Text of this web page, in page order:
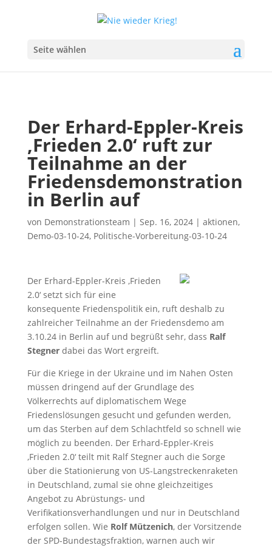
Seite wählen
Der Erhard-Eppler-Kreis
‚Frieden 2.0‘ ruft zur
Teilnahme an der
Friedensdemonstration
in Berlin auf
von Demonstrationsteam | Sep. 16, 2024| aktionen,
Demo-03-10-24, Politische-Vorbereitung-03-10-24
Der Erhard-Eppler-Kreis ‚Frieden
2.0‘ setzt sich für eine
konsequente Friedenspolitik ein, ruft deshalb zu
zahlreicher Teilnahme an der Friedensdemo am
3.10.24 in Berlin auf und begrüßt sehr, dass Ralf
Stegnerdabei das Wort ergreift.
Für die Kriege in der Ukraine und im Nahen Osten
müssen dringend auf der Grundlage des
Völkerrechts auf diplomatischem Wege
Friedenslösungen gesucht und gefunden werden,
um das Sterben auf dem Schlachtfeld so schnell wie
möglich zu beenden. Der Erhard-Eppler-Kreis
‚Frieden 2.0‘ teilt mit Ralf Stegner auch die Sorge
über die Stationierung von US-Langstreckenraketen
in Deutschland, zumal sie ohne gleichzeitiges
Angebot zu Abrüstungs- und
Verifikationsverhandlungen und nur in Deutschland
erfolgen sollen. Wie Rolf Mützenich, der Vorsitzende
der SPD-Bundestagsfraktion, warnen auch wir